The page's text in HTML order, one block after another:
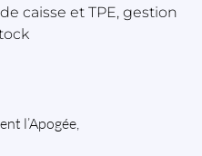
caisse et TPE, gestion
l’Apogée,